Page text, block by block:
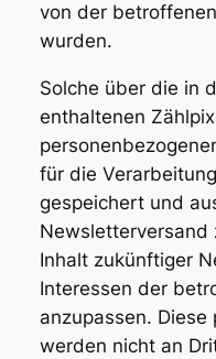
von der
wurden.
Solche über die in
enthaltenen
für die
gespeichert und
Newsletterversand
Inhalt zukünftiger
Interessen der
anzupassen. Diese
werden nicht an